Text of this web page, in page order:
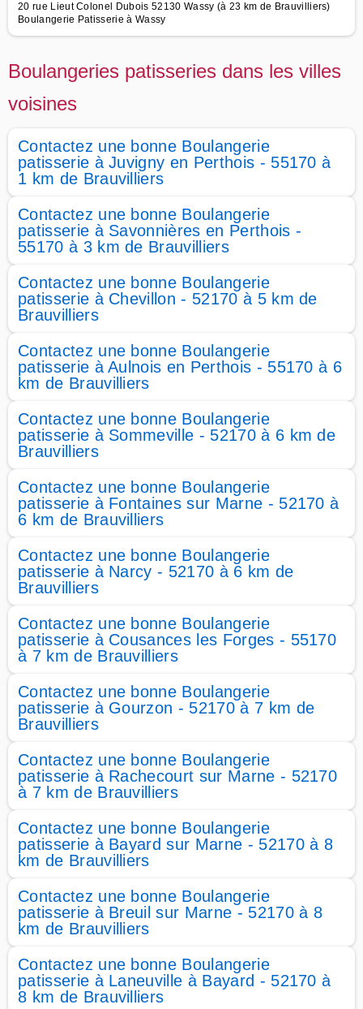
20 rue Lieut Colonel Dubois 52130 Wassy (à 23 km de Brauvilliers)
Boulangerie Patisserie à Wassy
Boulangeries patisseries dans les villes
voisines
Contactez une bonne Boulangerie
patisserie à Juvigny en Perthois - 55170 à
1 km de Brauvilliers
Contactez une bonne Boulangerie
patisserie à Savonnières en Perthois -
55170 à 3 km de Brauvilliers
Contactez une bonne Boulangerie
patisserie à Chevillon - 52170 à 5 km de
Brauvilliers
Contactez une bonne Boulangerie
patisserie à Aulnois en Perthois - 55170 à 6
km de Brauvilliers
Contactez une bonne Boulangerie
patisserie à Sommeville - 52170 à 6 km de
Brauvilliers
Contactez une bonne Boulangerie
patisserie à Fontaines sur Marne - 52170 à
6 km de Brauvilliers
Contactez une bonne Boulangerie
patisserie à Narcy - 52170 à 6 km de
Brauvilliers
Contactez une bonne Boulangerie
patisserie à Cousances les Forges - 55170
à 7 km de Brauvilliers
Contactez une bonne Boulangerie
patisserie à Gourzon - 52170 à 7 km de
Brauvilliers
Contactez une bonne Boulangerie
patisserie à Rachecourt sur Marne - 52170
à 7 km de Brauvilliers
Contactez une bonne Boulangerie
patisserie à Bayard sur Marne - 52170 à 8
km de Brauvilliers
Contactez une bonne Boulangerie
patisserie à Breuil sur Marne - 52170 à 8
km de Brauvilliers
Contactez une bonne Boulangerie
patisserie à Laneuville à Bayard - 52170 à
8 km de Brauvilliers